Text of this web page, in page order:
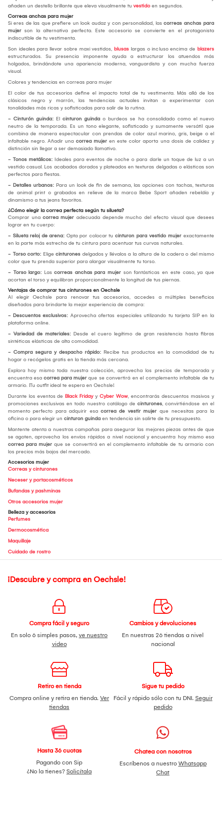
añaden un destello brillante que eleva visualmente tu vestido en segundos.
Correas anchas para mujer
Si eres de las que prefiere un look audaz y con personalidad, las correas anchas para
mujer son la alternativa perfecta. Este accesorio se convierte en el protagonista
indiscutible de tu vestimenta.
Son ideales para llevar sobre maxi vestidos, blusas largas o incluso encima de blazers
estructurados. Su presencia imponente ayuda a estructurar los atuendos más
holgados, brindándote una apariencia moderna, vanguardista y con mucha fuerza
visual.
Colores y tendencias en correas para mujer
El color de tus accesorios define el impacto total de tu vestimenta. Más allá de los
clásicos negro y marrón, las tendencias actuales invitan a experimentar con
tonalidades más ricas y sofisticadas para salir de la rutina.
- Cinturón guinda: El cinturon guinda o burdeos se ha consolidado como el nuevo
neutro de la temporada. Es un tono elegante, sofisticado y sumamente versátil que
combina de manera espectacular con prendas de color azul marino, gris, beige o el
infaltable negro. Añadir una correa mujer en este color aporta una dosis de calidez y
distinción sin llegar a ser demasiado llamativo.
- Tonos metálicos: Ideales para eventos de noche o para darle un toque de luz a un
vestido casual. Los acabados dorados y plateados en texturas delgadas o elásticas son
perfectos para fiestas.
- Detalles urbanos: Para un look de fin de semana, las opciones con tachas, texturas
de animal print o grabados en relieve de la marca Bebe Sport añaden rebeldía y
dinamismo a tus jeans favoritos.
¿Cómo elegir la correa perfecta según tu silueta?
Comprar una correa mujer adecuada depende mucho del efecto visual que desees
lograr en tu cuerpo:
- Silueta reloj de arena: Opta por colocar tu cinturon para vestido mujer exactamente
en la parte más estrecha de tu cintura para acentuar tus curvas naturales.
- Torso corto: Elige cinturones delgados y llévalos a la altura de la cadera o del mismo
color que tu prenda superior para alargar visualmente tu torso.
- Torso largo: Las correas anchas para mujer son fantásticas en este caso, ya que
acortan el torso y equilibran proporcionalmente la longitud de tus piernas.
Ventajas de comprar tus cinturones en Oechsle
Al elegir Oechsle para renovar tus accesorios, accedes a múltiples beneficios
diseñados para brindarte la mejor experiencia de compra:
- Descuentos exclusivos: Aprovecha ofertas especiales utilizando tu tarjeta SIP en la
plataforma online.
- Variedad de materiales: Desde el cuero legítimo de gran resistencia hasta fibras
sintéticas elásticas de alta comodidad.
- Compra segura y despacho rápido: Recibe tus productos en la comodidad de tu
hogar o recógelos gratis en la tienda más cercana.
Explora hoy mismo toda nuestra colección, aprovecha los precios de temporada y
encuentra esa correa para mujer que se convertirá en el complemento infaltable de tu
armario. ¡Tu outfit ideal te espera en Oechsle!
Durante los eventos de Black Fridayy Cyber Wow, encontrarás descuentos masivos y
promociones exclusivas en todo nuestro catálogo de cinturones, convirtiéndose en el
momento perfecto para adquirir esa correa de vestir mujer que necesitas para la
oficina o para elegir un cinturon guinda en tendencia sin salirte de tu presupuesto.
Mantente atenta a nuestras campañas para asegurar las mejores piezas antes de que
se agoten, aprovecha los envíos rápidos a nivel nacional y encuentra hoy mismo esa
correa para mujer que se convertirá en el complemento infaltable de tu armario con
los precios más bajos del mercado.
Accesorios mujer
Correas y cinturones
Neceser y portacosméticos
Bufandas y pashminas
Otros accesorios mujer
Belleza y accesorios
Perfumes
Dermocosmética
Maquillaje
Cuidado de rostro
¡Descubre y compra en Oechsle!
Compra fácil y seguro
En solo 6 simples pasos, ve nuestro
video
Cambios y devoluciones
En nuestras 26 tiendas a nivel
nacional
Retiro en tienda
Compra online y retira en tienda. Ver
tiendas
Sigue tu pedido
Fácil y rápido sólo con tu DNI. Seguir
pedido
Hasta 36 cuotas
Pagando con Sip
¿No la tienes? Solicítala
Chatea con nosotros
Escríbenos a nuestro Whatsapp
Chat